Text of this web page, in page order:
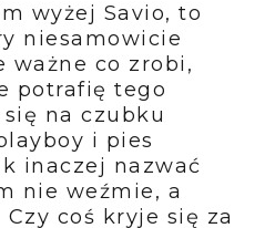
wyżej Savio, to
niesamowicie
ważne co zrobi,
potrafię tego
na czubku
i pies
inaczej nazwać
nie weźmie, a
coś kryje się za